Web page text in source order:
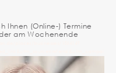
Ihnen (Online-) Termine
am Wochenende